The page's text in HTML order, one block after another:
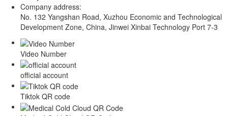
Company address:
No. 132 Yangshan Road, Xuzhou Economic and Technological
Development Zone, China, Jinwei Xinbai Technology Port 7-3
Video Number
official account
Tiktok QR code